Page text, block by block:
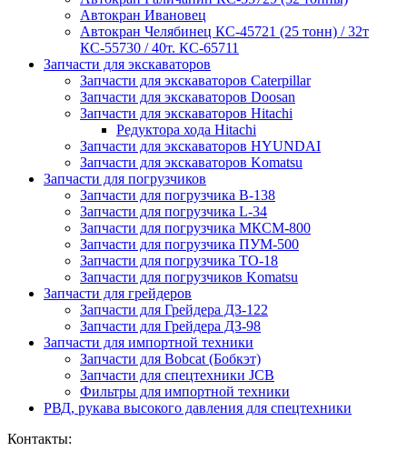
Автокран Ивановец
Автокран Челябинец КС-45721 (25 тонн) / 32т
КС-55730 / 40т. КС-65711
Запчасти для экскаваторов
Запчасти для экскаваторов Caterpillar
Запчасти для экскаваторов Doosan
Запчасти для экскаваторов Hitachi
Редуктора хода Hitachi
Запчасти для экскаваторов HYUNDAI
Запчасти для экскаваторов Komatsu
Запчасти для погрузчиков
Запчасти для погрузчика B-138
Запчасти для погрузчика L-34
Запчасти для погрузчика МКСМ-800
Запчасти для погрузчика ПУМ-500
Запчасти для погрузчика ТО-18
Запчасти для погрузчиков Komatsu
Запчасти для грейдеров
Запчасти для Грейдера ДЗ-122
Запчасти для Грейдера ДЗ-98
Запчасти для импортной техники
Запчасти для Bobcat (Бобкэт)
Запчасти для спецтехники JCB
Фильтры для импортной техники
РВД, рукава высокого давления для спецтехники
Контакты: